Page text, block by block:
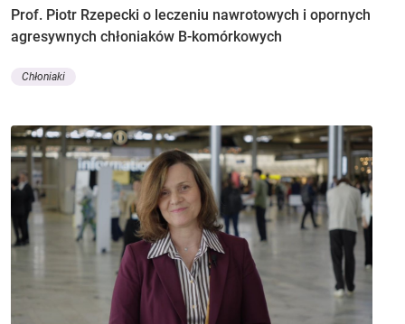
Prof. Piotr Rzepecki o leczeniu nawrotowych i opornych
agresywnych chłoniaków B-komórkowych
Chłoniaki